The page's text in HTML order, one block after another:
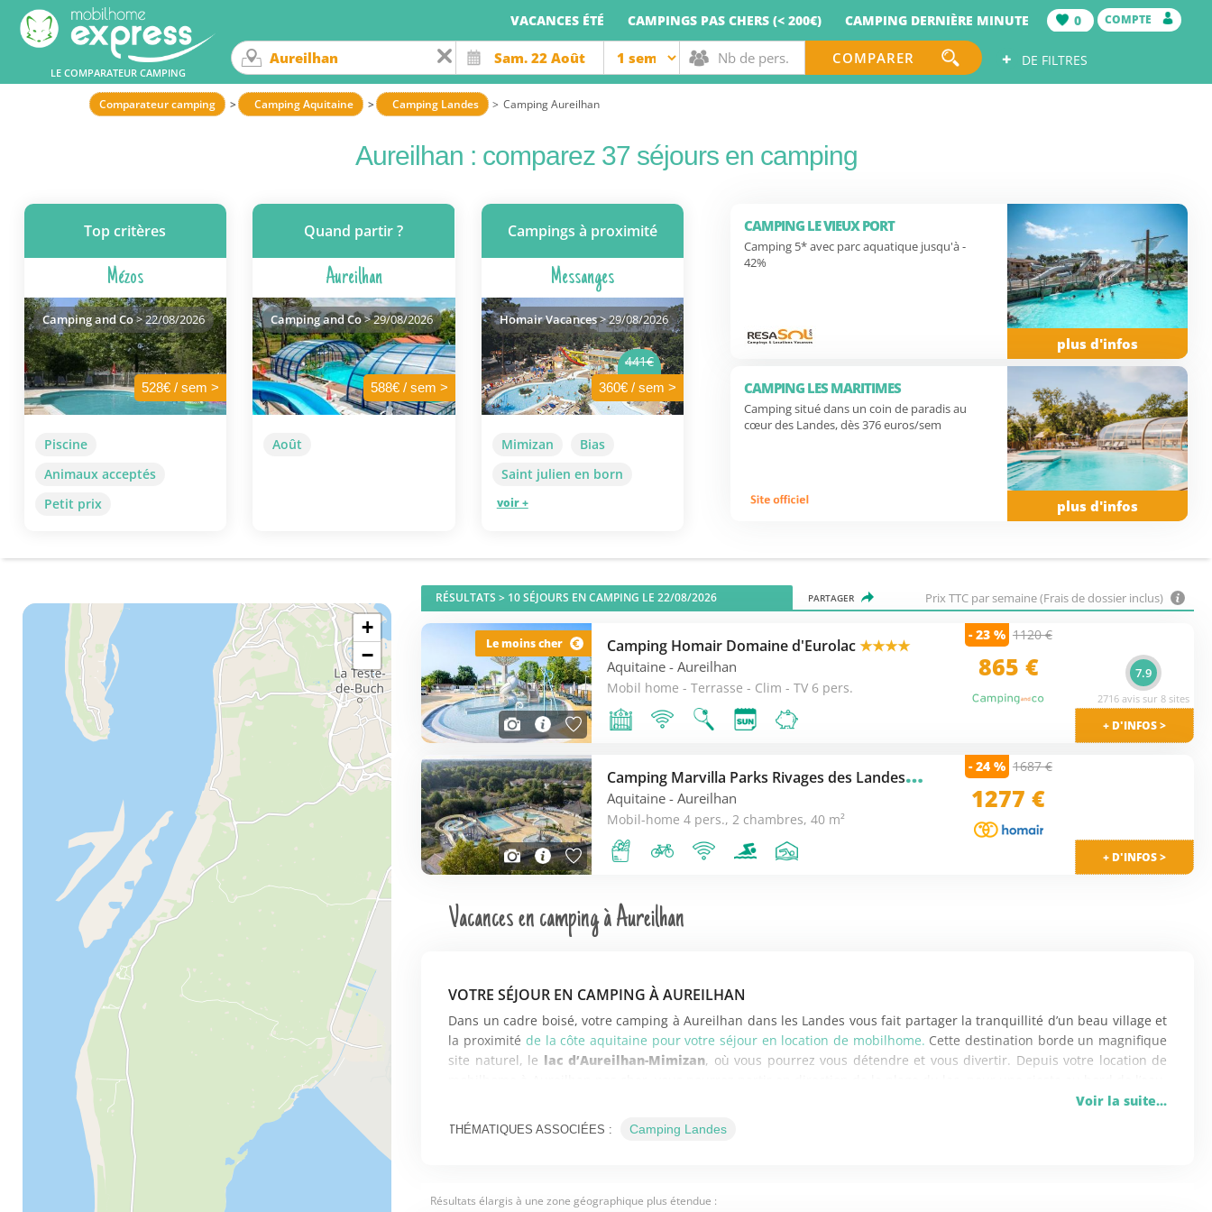
VACANCES ÉTÉ CAMPINGS PAS CHERS (< 200€) CAMPING DERNIÈRE MINUTE 0 COMPTE
LE COMPARATEUR CAMPING
COMPARER + DE FILTRES
Comparateur camping Camping Aquitaine Camping Landes Camping Aureilhan
Aureilhan : comparez 37 séjours en camping
Top critères
Mézos
528€ / sem >
Camping and Co> 22/08/2026
Piscine
Animaux acceptés
Petit prix
Quand partir ?
Aureilhan
588€ / sem >
Camping and Co> 29/08/2026
Août
Campings à proximité
Messanges
441€
360€ / sem >
Homair Vacances> 29/08/2026
Mimizan
Bias
Saint julien en born
voir +
CAMPING LE VIEUX PORT
Camping 5* avec parc aquatique jusqu'à -
42%
plus d'infos
CAMPING LES MARITIMES
Camping situé dans un coin de paradis au
cœur des Landes, dès 376 euros/sem
plus d'infos
+
−
RÉSULTATS > 10SÉJOURS EN CAMPING LE 22/08/2026 PARTAGER Prix TTC par semaine (Frais de dossier inclus)
Le moins cher Camping Homair Domaine d'Eurolac★★★★
Aquitaine - Aureilhan
Mobil home - Terrasse - Clim - TV 6 pers.
- 23 % 1120 €
865 €
+ D'INFOS >
7.9
2716 avis sur 8 sites
C
amping Marvilla Parks Rivages des Landes
★★★★
Aquitaine - Aureilhan
Mobil-home 4 pers., 2 chambres, 40 m²
- 24 % 1687 €
1277 €
+ D'INFOS >
Vacances en camping à Aureilhan
VOTRE SÉJOUR EN CAMPING À AUREILHAN
Dans un cadre boisé, votre camping à Aureilhan dans les Landes vous fait partager la tranquillité d’un beau village et
la proximité de la côte aquitaine pour votre séjour en location de mobilhome. Cette destination borde un magnifique
site naturel, le lac d’Aureilhan-Mimizan, où vous pourrez vous détendre et vous divertir. Depuis votre location de
pour nager, barboter avec les plus jeunes ou louer des bateaux à pédales. Vous pourrez alterner ensuite les parties
de pêche avec des activités comme la découverte du lac depuis une pirogue ou à bord d’un kayak.
vous emmènent jusqu’à laplage bordant l’océan
Voir la suite...
THÉMATIQUES ASSOCIÉES : Camping Landes
Résultats élargis à une zone géographique plus étendue :